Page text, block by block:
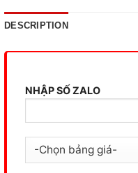
DESCRIPTION
NHẬP SỐ ZALO